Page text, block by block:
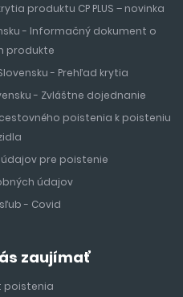
produktu CP PLUS – novinka
- Informačný dokument o
produkte
- Prehľad krytia
- Zvláštne dojednanie
poistenia k poisteniu
pre poistenie
údajov
- Covid
zaujímať
poistenia